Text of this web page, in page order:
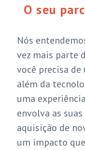
O seu
Nós
vez mais parte
você precisa
além da
uma
envolva as
aquisição de
um impacto